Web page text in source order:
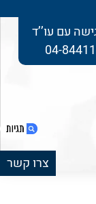
עם עו’’ד
04-
צרו קשר